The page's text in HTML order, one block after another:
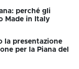
perché gli
Made in Italy
la presentazione
per la Piana del